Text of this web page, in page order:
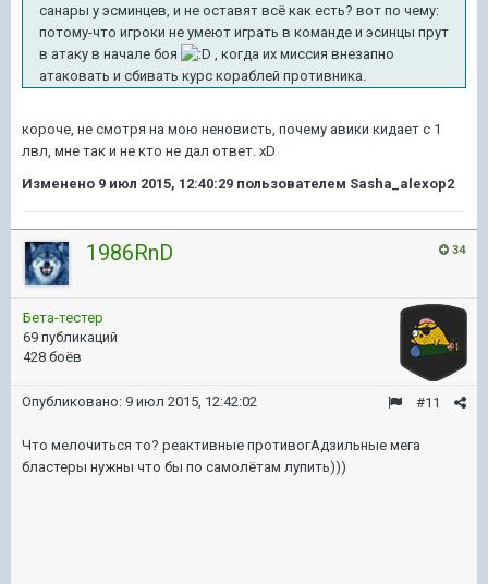
санары у эсминцев, и не оставят всё как есть? вот по чему:
потому-что игроки не умеют играть в команде и эсинцы прут
в атаку в начале боя
, когда их миссия внезапно
атаковать и сбивать курс кораблей противника.
короче, не смотря на мою неновиcть, почему авики кидает с 1
лвл, мне так и не кто не дал ответ. xD
Изменено 9 июл 2015, 12:40:29 пользователем Sasha_alexop2
34
1986RnD
Бета-тестер
69 публикаций
428 боёв
#11
Опубликовано: 9 июл 2015, 12:42:02
Что мелочиться то? реактивные противогАдзильные мега
бластеры нужны что бы по самолётам лупить)))